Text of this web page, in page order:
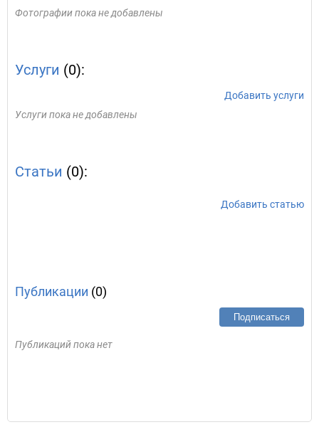
Фотографии пока не добавлены
Услуги (0):
Добавить услуги
Услуги пока не добавлены
Статьи (0):
Добавить статью
Публикации (0)
Подписаться
Публикаций пока нет